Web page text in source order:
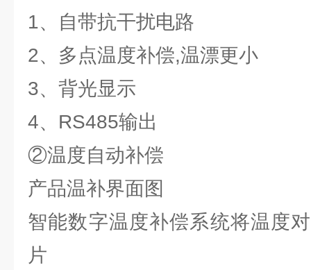
1、自带抗干扰电路
2、多点温度补偿,温漂更小
3、背光显示
4、RS485输出
②温度自动补偿
产品温补界面图
智能数字温度补偿系统将温度
片